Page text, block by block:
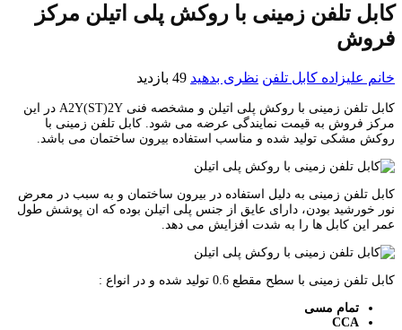
کابل تلفن زمینی با روکش پلی اتیلن مرکز
فروش
خانم علیزاده کابل تلفن نظری بدهید 49 بازدید
کابل تلفن زمینی با روکش پلی اتیلن و مشخصه فنی A2Y(ST)2Y در این
مرکز فروش به قیمت نمایندگی عرضه می شود. کابل تلفن زمینی با
روکش مشکی تولید شده و مناسب استفاده بیرون ساختمان می باشد.
کابل تلفن زمینی به دلیل استفاده در بیرون ساختمان و به سبب در معرض
نور خورشید بودن، دارای عایق از جنس پلی اتیلن بوده که ان پوشش طول
عمر این کابل ها را به شدت افزایش می دهد.
کابل تلفن زمینی با سطح مقطع 0.6 تولید شده و در انواع :
تمام مسی
CCA